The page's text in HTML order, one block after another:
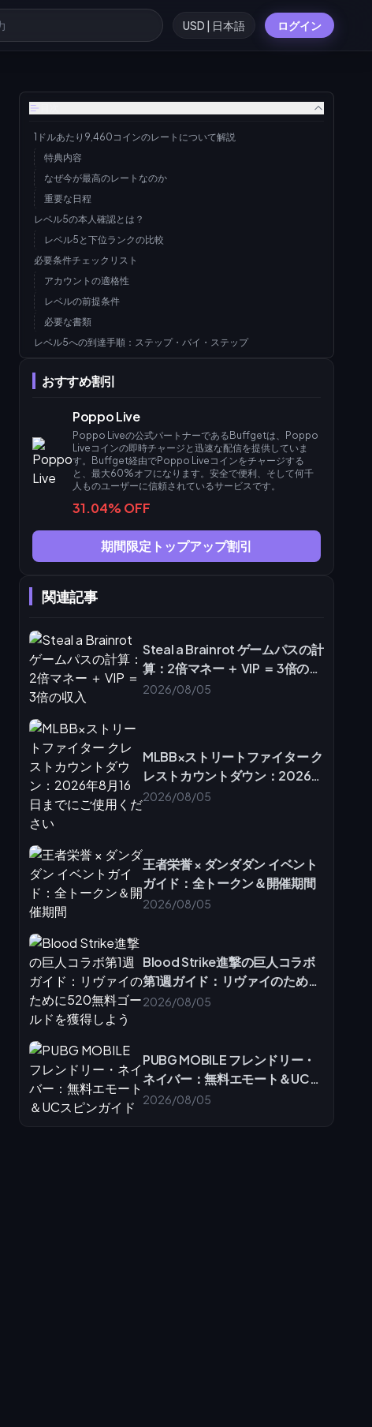
USD | 日本語 ログイン
1ドルあたり9,460コインのレートについて解説
特典内容
なぜ今が最高のレートなのか
重要な日程
レベル5の本人確認とは？
レベル5と下位ランクの比較
必要条件チェックリスト
アカウントの適格性
レベルの前提条件
必要な書類
レベル5への到達手順：ステップ・バイ・ステップ
コイン価値の内訳
周年記念 vs 通常
ギフトと配信者向け
周年記念期間中に素早くレベルアップする方法
よくある間違いとトラブルシューティング
本人確認が却下される理由
よくある質問
おすすめ割引
Poppo Live
Poppo Liveの公式パートナーであるBuffgetは、Poppo
Liveコインの即時チャージと迅速な配信を提供していま
す。Buffget経由でPoppo Liveコインをチャージする
と、最大60%オフになります。安全で便利、そして何千
人ものユーザーに信頼されているサービスです。
31.04% OFF
期間限定トップアップ割引
関連記事
Steal a Brainrot ゲームパスの計
算：2倍マネー ＋ VIP ＝ 3倍の収
入
2026/08/05
MLBB×ストリートファイター ク
レストカウントダウン：2026年
8月16日までにご使用ください
2026/08/05
王者栄誉 × ダンダダン イベント
ガイド：全トークン＆開催期間
2026/08/05
Blood Strike進撃の巨人コラボ
第1週ガイド：リヴァイのために
520無料ゴールドを獲得しよう
2026/08/05
PUBG MOBILE フレンドリー・
ネイバー：無料エモート＆UCス
ピンガイド
2026/08/05